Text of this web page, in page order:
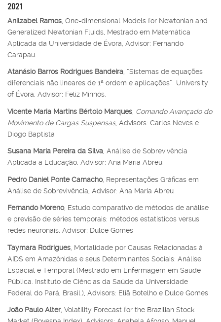
2021
Anilzabel Ramos , One-dimensional Models for Newtonian and
Generalized Newtonian Fluids, Mestrado em Matemática
Aplicada da Universidade de Évora, Advisor: Fernando
Carapau.
Atanásio Barros Rodrigues Bandeira, “Sistemas de equações
diferenciais não lineares de 1ª ordem e aplicações” University
of Évora, Advisor: Feliz Minhós.
Vicente Maria Martins Bértolo Marques Comando Avançado do
Movimento de Cargas Suspensas, Advisors: Carlos Neves e
Diogo Baptista
Susana Maria Pereira da Silva, Análise de Sobrevivência
Aplicada à Educação, Advisor: Ana Maria Abreu
Pedro Daniel Ponte Camacho, Representações Gráficas em
Análise de Sobrevivência, Advisor: Ana Maria Abreu
Fernando Moreno, Estudo comparativo de métodos de análise
e previsão de séries temporais: métodos estatísticos versus
redes neuronais, Advisor: Dulce Gomes
Taymara Rodrigues , Mortalidade por Causas Relacionadas à
AIDS em Amazônidas e seus Determinantes Sociais: Análise
Espacial e Temporal (Mestrado em Enfermagem em Saúde
Pública. Instituto de Ciências da Saúde da Universidade
Federal do Pará, Brasil.), Advisors: Eliã Botelho e Dulce Gomes
João Paulo Alter, Volatility Forecast for the Brazilian Stock